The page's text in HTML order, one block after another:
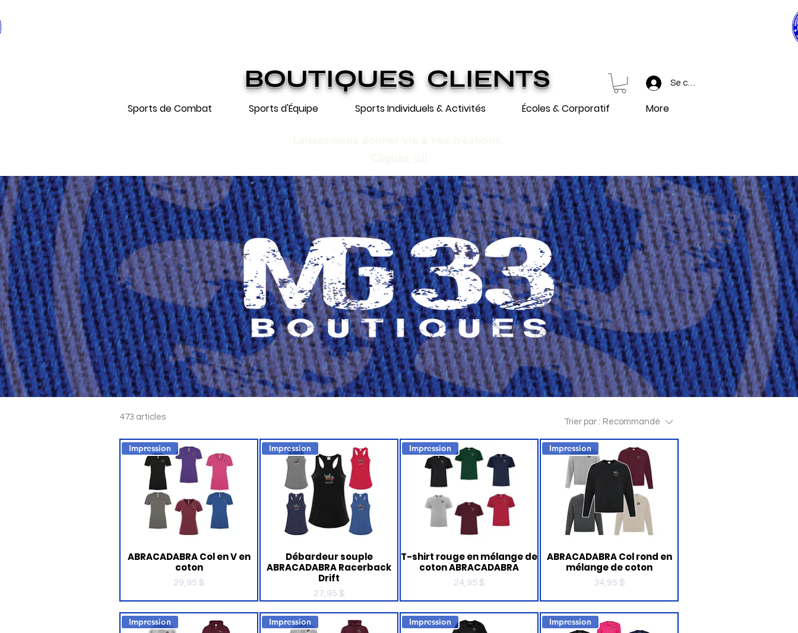
BOUTIQUES CLIENTS Se connecter
Sports de Combat Sports d'Équipe Sports Individuels & Activités Écoles & Corporatif More
473 articles
Trier par : Recommandé
Impression
ABRACADABRA Col en V en
coton
Prix
29,95 $
Impression
Débardeur souple
ABRACADABRA Racerback
Drift
Prix
27,95 $
Impression
T-shirt rouge en mélange de
coton ABRACADABRA
Prix
24,95 $
Impression
ABRACADABRA Col rond en
mélange de coton
Prix
34,95 $
Impression Impression Impression Impression